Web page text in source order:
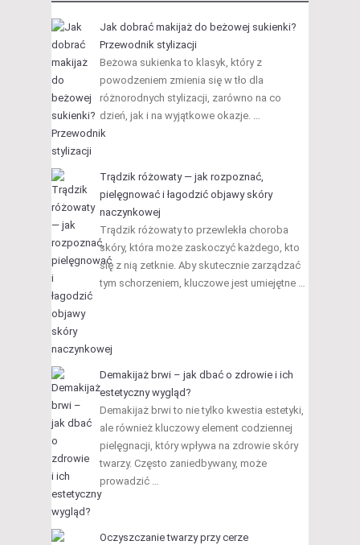
Jak dobrać makijaż do beżowej sukienki?
Przewodnik stylizacji
Beżowa sukienka to klasyk, który z
powodzeniem zmienia się w tło dla
różnorodnych stylizacji, zarówno na co
dzień, jak i na wyjątkowe okazje. …
Trądzik różowaty — jak rozpoznać,
pielęgnować i łagodzić objawy skóry
naczynkowej
Trądzik różowaty to przewlekła choroba
skóry, która może zaskoczyć każdego, kto
się z nią zetknie. Aby skutecznie zarządzać
tym schorzeniem, kluczowe jest umiejętne …
Demakijaż brwi – jak dbać o zdrowie i ich
estetyczny wygląd?
Demakijaż brwi to nie tylko kwestia estetyki,
ale również kluczowy element codziennej
pielęgnacji, który wpływa na zdrowie skóry
twarzy. Często zaniedbywany, może
prowadzić …
Oczyszczanie twarzy przy cerze